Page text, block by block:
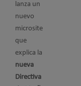
lanza un
nuevo
microsite
que
explica la
nueva
Directiva